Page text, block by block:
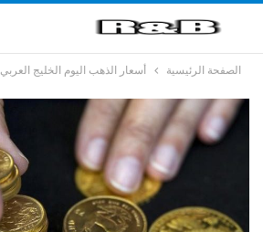
الصفحة الرئيسية أسعار الذهب اليوم الخليج العربي